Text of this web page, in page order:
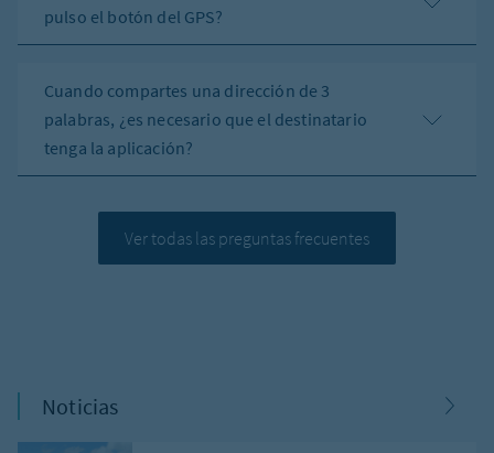
pulso el botón del GPS?
Cuando compartes una dirección de 3
palabras, ¿es necesario que el destinatario
tenga la aplicación?
Ver todas las preguntas frecuentes
Noticias